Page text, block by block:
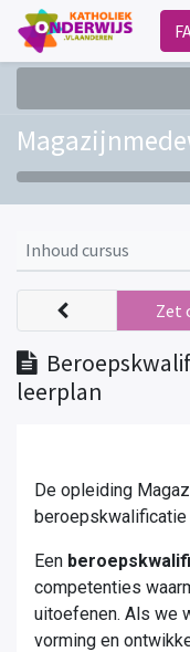
Inhoud cursus
leerplan
Zet
De opleiding
beroepskwalificatie
Een
competenties
uitoefenen. Als we
vorming en